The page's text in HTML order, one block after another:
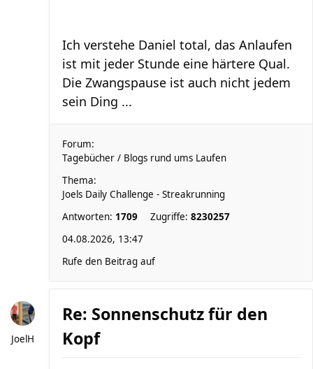
Ich verstehe Daniel total, das Anlaufen
ist mit jeder Stunde eine härtere Qual.
Die Zwangspause ist auch nicht jedem
sein Ding ...
Forum:
Tagebücher / Blogs rund ums Laufen
Thema:
Joels Daily Challenge - Streakrunning
Antworten: 1709 Zugriffe: 8230257
04.08.2026, 13:47
Rufe den Beitrag auf
JoelH
Re: Sonnenschutz für den
Kopf